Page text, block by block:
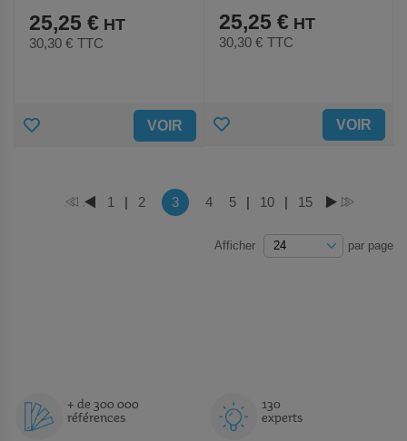
25,25 €
30,30 € TTC
AJOUTER VOIR
25,25 €
30,30 € TTC
AJOUTER VOIR
Page
Page
1 | Page
2 Vous lisez actuellement la page
3 Page
4 Page
5 | Page
10 | Page
15
Afficher par page
+ de 300 000
références
130
experts